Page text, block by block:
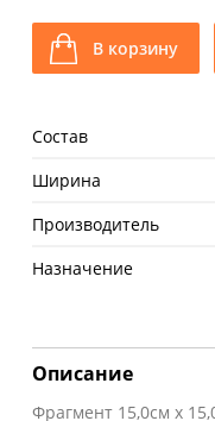
В корзину
Состав
Ширина
Производитель
Назначение
Описание
Фрагмент 15,0см х